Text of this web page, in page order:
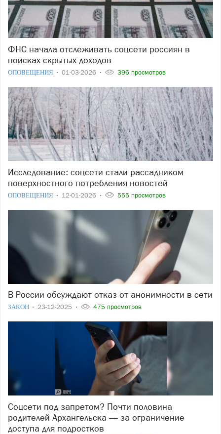
ФНС начала отслеживать соцсети россиян в
поисках скрытых доходов
ОПОВЕЩЕНИЯ 01-03-2026 396 просмотров
Исследование: соцсети стали рассадником
поверхностного потребления новостей
ОПОВЕЩЕНИЯ 12-01-2026 555 просмотров
В России обсуждают отказ от анонимности в сети
ЗАКОН 23-12-2025 475 просмотров
Соцсети под запретом? Почти половина
родителей Архангельска — за ограничение
доступа для подростков